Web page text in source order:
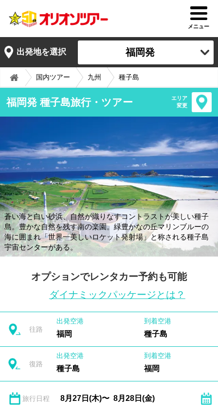
メニュー
出発地を選択 福岡発
国内ツアー 九州 種子島
福岡発 種子島旅行・ツアー
エリア
変更
蒼い海と白い砂浜、自然が織りなすコントラストが美しい種子
島。豊かな自然を残す南の楽園。緑豊かなの丘マリンブルーの
海に囲まれ「世界一美しいロケット発射場」と称される種子島
宇宙センターがある。
オプションでレンタカー予約も可能
ダイナミックパッケージとは？
往路
出発空港
福岡
到着空港
種子島
復路
出発空港
種子島
到着空港
福岡
旅行日程